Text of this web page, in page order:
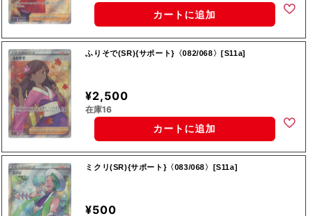
カートに追加
ふりそで(SR){サポート}〈082/068〉[S11a]
¥2,500
在庫16
カートに追加
ミクリ(SR){サポート}〈083/068〉[S11a]
¥500